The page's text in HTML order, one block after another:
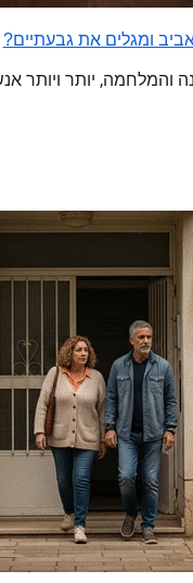
ומגלים את גבעתיים?
והמלחמה, יותר ויותר